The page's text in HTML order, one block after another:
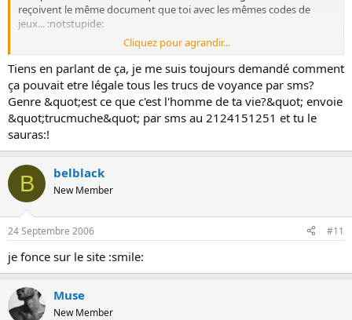
reçoivent le même document que toi avec les mêmes codes de
jeux... :notstupide:
mais là, c'est des réductions, c'est pas des cadeaux
Cliquez pour agrandir...
Tiens en parlant de ça, je me suis toujours demandé comment
ça pouvait etre légale tous les trucs de voyance par sms?
Genre &quot;est ce que c'est l'homme de ta vie?&quot; envoie
&quot;trucmuche&quot; par sms au 2124151251 et tu le
sauras:!
B belblack
New Member
24 Septembre 2006 #11
je fonce sur le site :smile:
Muse
New Member